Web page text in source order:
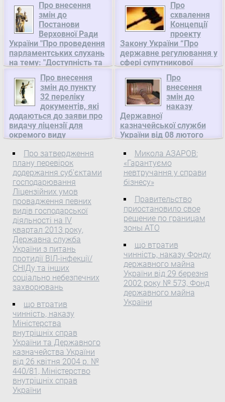
Про внесення
змін до
Постанови
Верховної Ради
України "Про проведення
парламентських слухань
на тему: "Доступність та
якість загальної
середньої освіти: стан і
шляхи поліпшення",
Верховна Рада України
ПОСТАНОВА Верховної
Ради України Верховна
Рада України
постановляє: 1. У пункті 1
Постанови Верховної
Ради України від 16
квітня 2013 року № 190-
VII( 190-18 ) "Про
проведення
парламентських слухань
на тему: "Доступність та
якість загальної
середньої освіти: стан і
шляхи поліпшення" слова
"в жовтні" замінити
цифрами та словами "23
жовтня".
Про внесення
змін до пункту
32 переліку
документів, які
додаються до заяви про
видачу ліцензії для
окремого виду
діяльності, Кабінет
Міністрів України
Про внесення змін до
пункту 32 переліку
документів, які
додаються до заяви про
видачу ліцензії для
окремого виду
господарської діяльності
Кабінет Міністрів України
постановляє:
Про затвердження
плану перевірок
додержання суб'єктами
господарювання
Ліцензійних умов
провадження певних
видів господарської
діяльності на IV
квартал 2013 року,
Державна служба
України з питань
протидії ВІЛ-інфекції/
СНІДу та інших
соціально небезпечних
захворювань
що втратив
чинність, наказу
Міністерства
внутрішніх справ
України та Державного
казначейства України
від 26 квітня 2004 р. №
440/81, Міністерство
внутрішніх справ
України
Про
схвалення
Концепції
проекту
Закону України “Про
державне регулювання у
сфері супутникової
навігації”, Кабінет
Міністрів України
Про схвалення
Концепції проекту Закону
України "Про державне
регулювання у сфері
супутникової навігації" 1.
Схвалити Концепцію
проекту Закону України
"Про державне
регулювання у сфері
супутникової навігації",
що додається.
Про
внесення
змін до
наказу
Державної
казначейської служби
України від 08 лютого
Державна казначейська
служба України
Про внесення змін до
наказу Державної
казначейської служби
України від 08 лютого
2012 року № 49 З метою
приведення Інструкції про
складання органами
Державної казначейської
служби України
фінансової та бюджетної
звітності про виконання
місцевих бюджетів(
Микола АЗАРОВ:
«Гарантуємо
невтручання у справи
бізнесу»
Правительство
приостановило свое
решение по границам
зоны АТО
що втратив
чинність, наказу Фонду
державного майна
України від 29 березня
2002 року № 573, Фонд
державного майна
України